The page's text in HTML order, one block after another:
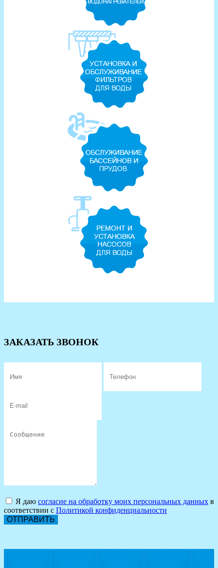
ЗАКАЗАТЬ ЗВОНОК
Я даю согласие на обработку моих персональных данных в
соответствии с Политикой конфиденциальности
ОТПРАВИТЬ